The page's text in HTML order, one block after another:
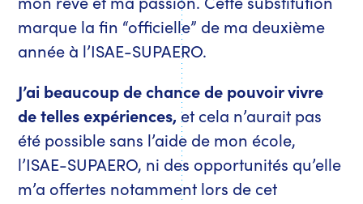
marque la fin “officielle” de ma deuxième
année à l’ISAE-SUPAERO.
J’ai beaucoup de chance de pouvoir vivre
de telles expériences, et cela n’aurait pas
été possible sans l’aide de mon école,
l’ISAE-SUPAERO, ni des opportunités qu’elle
m’a offertes notamment lors de cet